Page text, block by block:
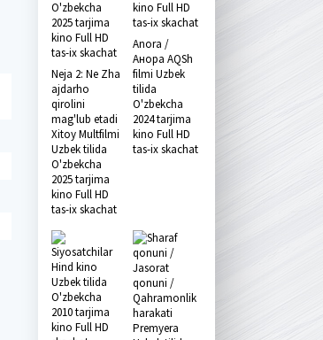
Neja 2: Ne Zha
ajdarho
qirolini
mag'lub etadi
Xitoy Multfilmi
Uzbek tilida
O'zbekcha
2025 tarjima
kino Full HD
tas-ix skachat
Anora /
Анора AQSh
filmi Uzbek
tilida
O'zbekcha
2024 tarjima
kino Full HD
tas-ix skachat